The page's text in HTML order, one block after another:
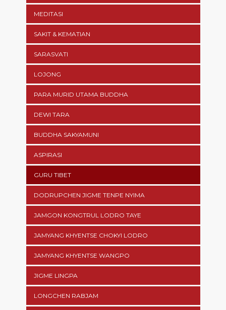
MEDITASI
SAKIT & KEMATIAN
SARASVATI
LOJONG
PARA MURID UTAMA BUDDHA
DEWI TARA
BUDDHA SAKYAMUNI
ASPIRASI
GURU TIBET
DODRUPCHEN JIGME TENPE NYIMA
JAMGON KONGTRUL LODRO TAYE
JAMYANG KHYENTSE CHOKYI LODRO
JAMYANG KHYENTSE WANGPO
JIGME LINGPA
LONGCHEN RABJAM